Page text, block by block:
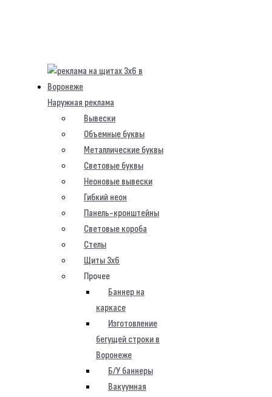
Наружная реклама
Вывески
Объемные буквы
Металлические буквы
Световые буквы
Неоновые вывески
Гибкий неон
Панель-кронштейны
Световые короба
Стелы
Щиты 3х6
Прочее
Баннер на
каркасе
Изготовление
бегущей строки в
Воронеже
Б/У баннеры
Вакуумная